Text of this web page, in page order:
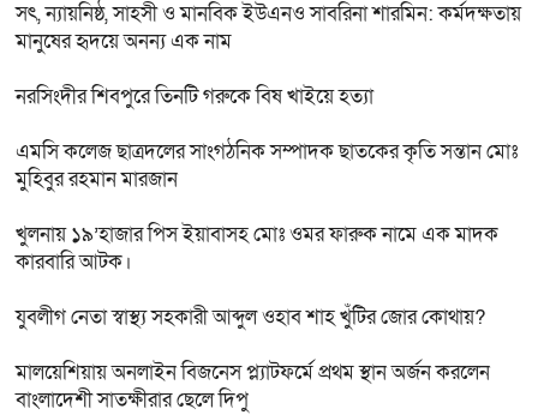
সৎ, ন্যায়নিষ্ঠ, সাহসী ও মানবিক ইউএনও সাবরিনা শারমিন: কর্মদক্ষতায়
মানুষের হৃদয়ে অনন্য এক নাম
নরসিংদীর শিবপুরে তিনটি গরুকে বিষ খাইয়ে হত্যা
এমসি কলেজ ছাত্রদলের সাংগঠনিক সম্পাদক ছাতকের কৃতি সন্তান মোঃ
মুহিবুর রহমান মারজান
খুলনায় ১৯’হাজার পিস ইয়াবাসহ মোঃ ওমর ফারুক নামে এক মাদক
কারবারি আটক।
যুবলীগ নেতা স্বাস্থ্য সহকারী আব্দুল ওহাব শাহ খুঁটির জোর কোথায়?
মালয়েশিয়ায় অনলাইন বিজনেস প্ল্যাটফর্মে প্রথম স্থান অর্জন করলেন
বাংলাদেশী সাতক্ষীরার ছেলে দিপু